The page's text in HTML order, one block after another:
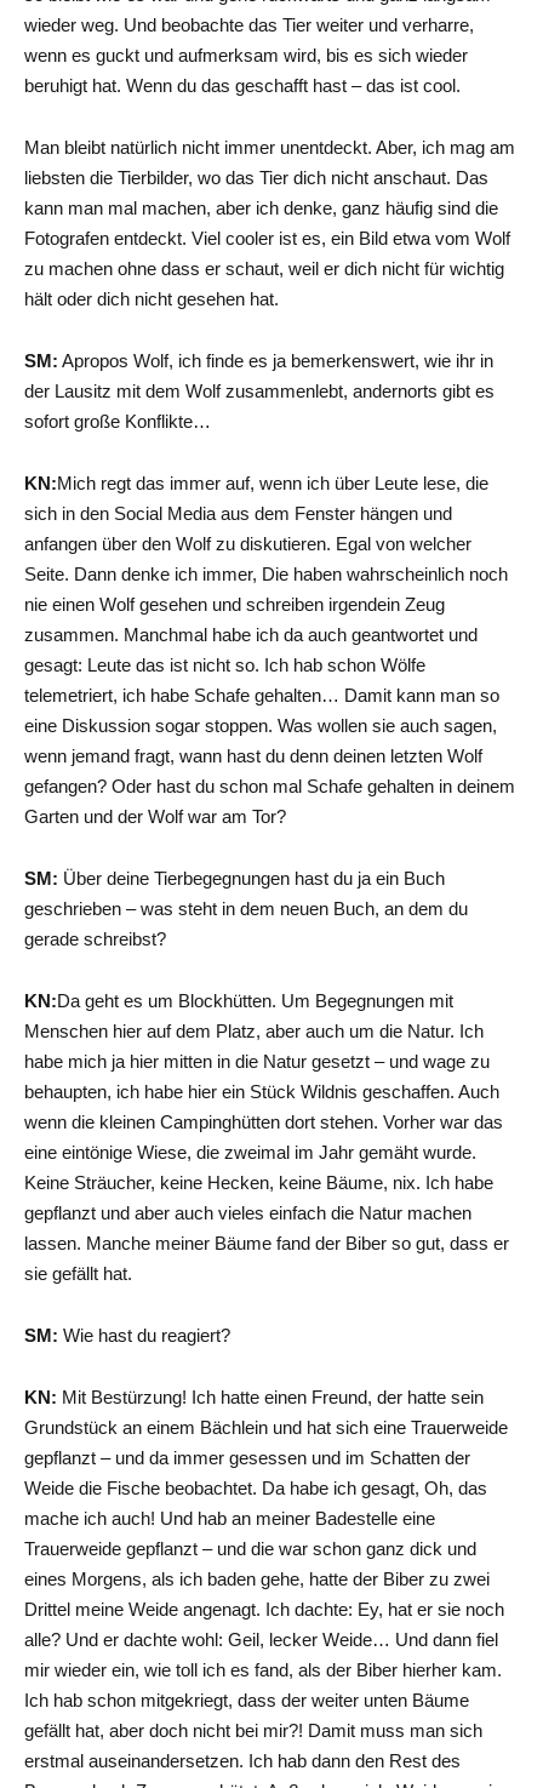
wieder weg. Und beobachte das Tier weiter und verharre,
wenn es guckt und aufmerksam wird, bis es sich wieder
beruhigt hat. Wenn du das geschafft hast – das ist cool.
Man bleibt natürlich nicht immer unentdeckt. Aber, ich mag am
liebsten die Tierbilder, wo das Tier dich nicht anschaut. Das
kann man mal machen, aber ich denke, ganz häufig sind die
Fotografen entdeckt. Viel cooler ist es, ein Bild etwa vom Wolf
zu machen ohne dass er schaut, weil er dich nicht für wichtig
hält oder dich nicht gesehen hat.
SM: Apropos Wolf, ich finde es ja bemerkenswert, wie ihr in
der Lausitz mit dem Wolf zusammenlebt, andernorts gibt es
sofort große Konflikte…
KN:Mich regt das immer auf, wenn ich über Leute lese, die
sich in den Social Media aus dem Fenster hängen und
anfangen über den Wolf zu diskutieren. Egal von welcher
Seite. Dann denke ich immer, Die haben wahrscheinlich noch
nie einen Wolf gesehen und schreiben irgendein Zeug
zusammen. Manchmal habe ich da auch geantwortet und
gesagt: Leute das ist nicht so. Ich hab schon Wölfe
telemetriert, ich habe Schafe gehalten… Damit kann man so
eine Diskussion sogar stoppen. Was wollen sie auch sagen,
wenn jemand fragt, wann hast du denn deinen letzten Wolf
gefangen? Oder hast du schon mal Schafe gehalten in deinem
Garten und der Wolf war am Tor?
SM: Über deine Tierbegegnungen hast du ja ein Buch
geschrieben – was steht in dem neuen Buch, an dem du
gerade schreibst?
KN:Da geht es um Blockhütten. Um Begegnungen mit
Menschen hier auf dem Platz, aber auch um die Natur. Ich
habe mich ja hier mitten in die Natur gesetzt – und wage zu
behaupten, ich habe hier ein Stück Wildnis geschaffen. Auch
wenn die kleinen Campinghütten dort stehen. Vorher war das
eine eintönige Wiese, die zweimal im Jahr gemäht wurde.
Keine Sträucher, keine Hecken, keine Bäume, nix. Ich habe
gepflanzt und aber auch vieles einfach die Natur machen
lassen. Manche meiner Bäume fand der Biber so gut, dass er
sie gefällt hat.
SM: Wie hast du reagiert?
KN: Mit Bestürzung! Ich hatte einen Freund, der hatte sein
Grundstück an einem Bächlein und hat sich eine Trauerweide
gepflanzt – und da immer gesessen und im Schatten der
Weide die Fische beobachtet. Da habe ich gesagt, Oh, das
mache ich auch! Und hab an meiner Badestelle eine
Trauerweide gepflanzt – und die war schon ganz dick und
eines Morgens, als ich baden gehe, hatte der Biber zu zwei
Drittel meine Weide angenagt. Ich dachte: Ey, hat er sie noch
alle? Und er dachte wohl: Geil, lecker Weide… Und dann fiel
mir wieder ein, wie toll ich es fand, als der Biber hierher kam.
Ich hab schon mitgekriegt, dass der weiter unten Bäume
gefällt hat, aber doch nicht bei mir?! Damit muss man sich
erstmal auseinandersetzen. Ich hab dann den Rest des